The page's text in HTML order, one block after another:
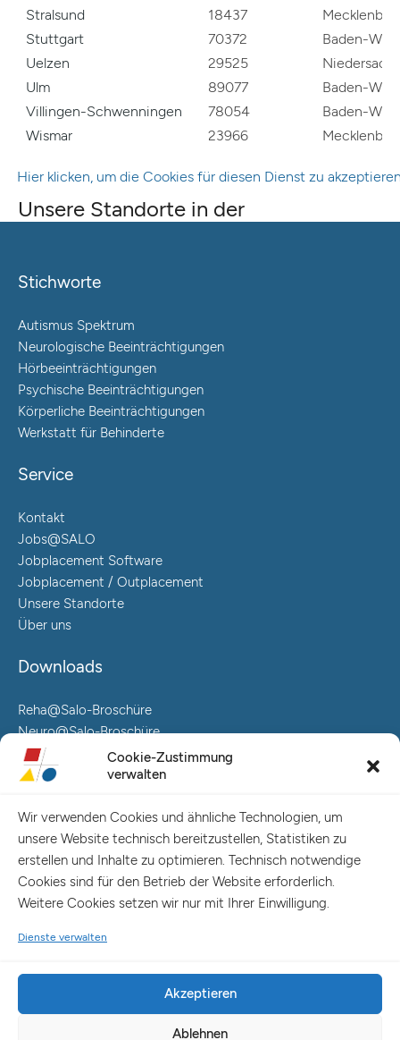
Cookie-Zustimmung
verwalten
Wir verwenden Cookies und ähnliche Technologien, um
unsere Website technisch bereitzustellen, Statistiken zu
erstellen und Inhalte zu optimieren. Technisch notwendige
Cookies sind für den Betrieb der Website erforderlich.
Weitere Cookies setzen wir nur mit Ihrer Einwilligung.
Dienste verwalten
Akzeptieren
Ablehnen
Stralsund
18437
Stuttgart
70372
Baden-
Uelzen
29525
Ulm
89077
Baden-
Villingen-Schwenningen
78054
Baden-
Wismar
23966
Unsere Standorte in der
Hier klicken, um die Cookies für diesen Dienst zu
Stichworte
Autismus Spektrum
Neurologische Beeinträchtigungen
Hörbeeinträchtigungen
Psychische Beeinträchtigungen
Körperliche Beeinträchtigungen
Werkstatt für Behinderte
Service
Kontakt
Jobs@SALO
Jobplacement Software
Jobplacement / Outplacement
Unsere Standorte
Über uns
Downloads
Reha@Salo-Broschüre
Neuro@Salo-Broschüre
AuReA@Salo-Broschüre
Spaldingstraße 57-59 / Rosenallee 6-8
20097 Hamburg
Telefon: +49 (0) 40 23916 – 0
E-Mail:info@salo-ag.de